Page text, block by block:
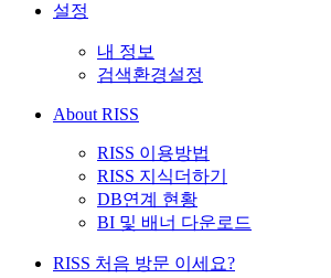
설정
내 정보
검색환경설정
About RISS
RISS 이용방법
RISS 지식더하기
DB연계 현황
BI 및 배너 다운로드
RISS 처음 방문 이세요?